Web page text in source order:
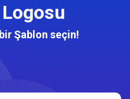
Şablon seçin!